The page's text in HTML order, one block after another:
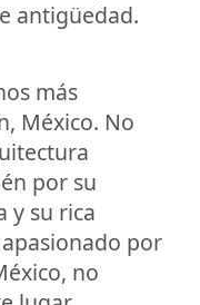
antigüedad.
más
México. No
por su
y su rica
por
no